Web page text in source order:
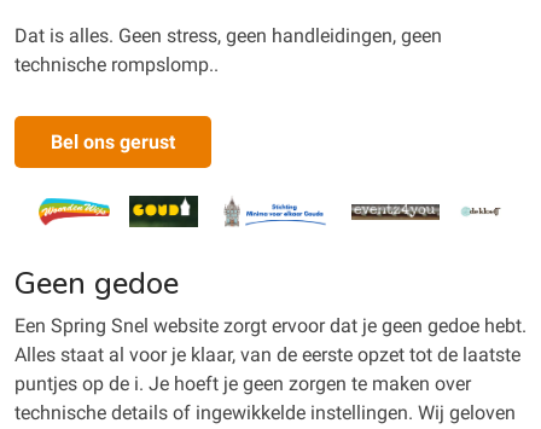
Dat is alles. Geen stress, geen handleidingen, geen
technische rompslomp..
Bel ons gerust
Geen gedoe
Een Spring Snel website zorgt ervoor dat je geen gedoe hebt.
Alles staat al voor je klaar, van de eerste opzet tot de laatste
puntjes op de i. Je hoeft je geen zorgen te maken over
technische details of ingewikkelde instellingen. Wij geloven